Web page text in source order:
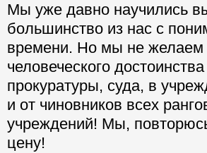
Мы уже давно научились
большинство из нас с
времени. Но мы не желаем
человеческого
прокуратуры, суда, в
и от чиновников всех
учреждений! Мы,
цену!